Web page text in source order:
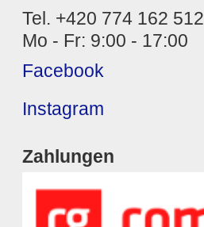
Tel. +420 774 162 512
Mo - Fr: 9:00 - 17:00
Facebook
Instagram
Zahlungen